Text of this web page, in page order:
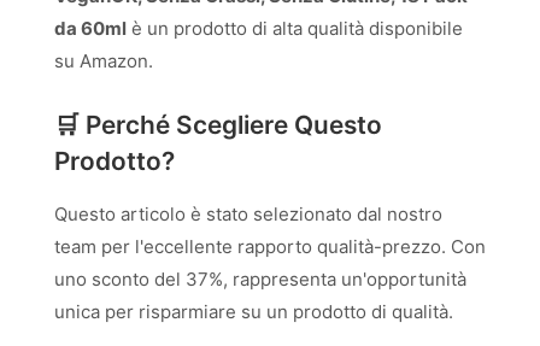
da 60ml è un prodotto di alta qualità disponibile
su Amazon.
🛒 Perché Scegliere Questo
Prodotto?
Questo articolo è stato selezionato dal nostro
team per l'eccellente rapporto qualità-prezzo. Con
uno sconto del 37%, rappresenta un'opportunità
unica per risparmiare su un prodotto di qualità.